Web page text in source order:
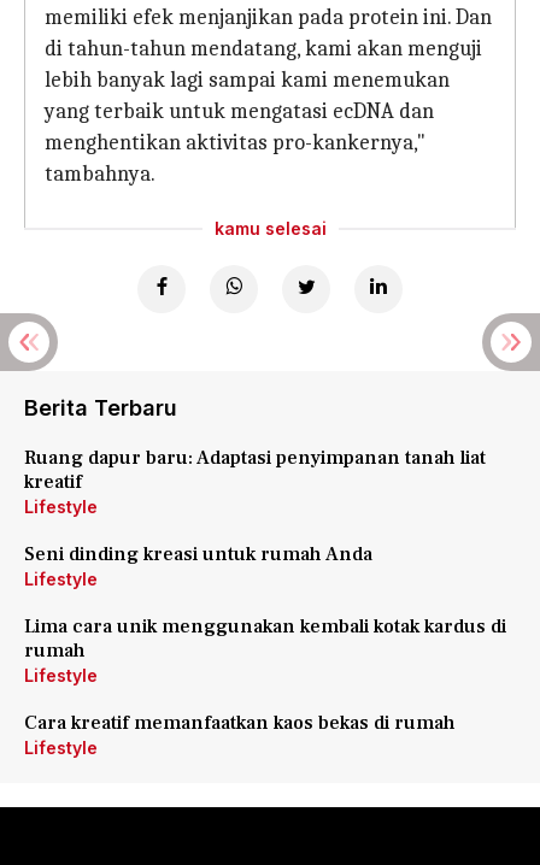
memiliki efek menjanjikan pada protein ini. Dan
di tahun-tahun mendatang, kami akan menguji
lebih banyak lagi sampai kami menemukan
yang terbaik untuk mengatasi ecDNA dan
menghentikan aktivitas pro-kankernya,"
tambahnya.
kamu selesai
Berita Terbaru
Ruang dapur baru: Adaptasi penyimpanan tanah liat
kreatif
Lifestyle
Seni dinding kreasi untuk rumah Anda
Lifestyle
Lima cara unik menggunakan kembali kotak kardus di
rumah
Lifestyle
Cara kreatif memanfaatkan kaos bekas di rumah
Lifestyle